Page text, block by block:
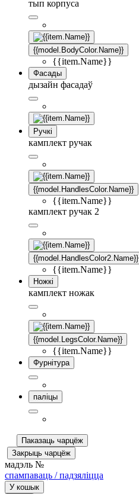
тып корпуса
{{model.BodyColor.Name}}
{{item.Name}}
Фасады
дызайн фасадаў
Ручкі
камплект ручак
{{model.HandlesColor.Name}}
{{item.Name}}
камплект ручак 2
{{model.HandlesColor2.Name}}
{{item.Name}}
Ножкі
камплект ножак
{{model.LegsColor.Name}}
{{item.Name}}
Фурнітура
паліцы
Паказаць чарцёж
Закрыць чарцёж
мадэль №
спампаваць / падзяліцца
У кошык